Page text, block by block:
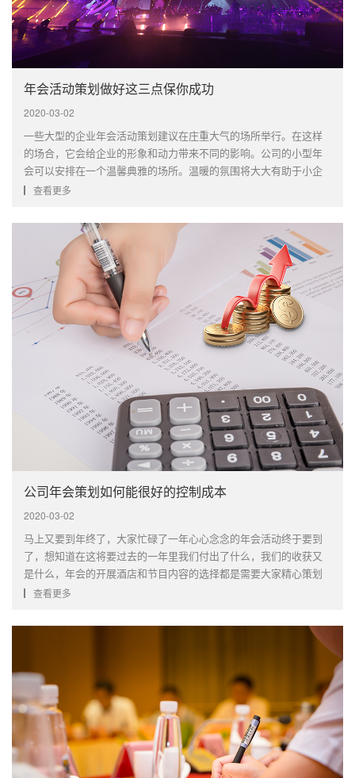
年会活动策划做好这三点保你成功
2020-03-02
一些大型的企业年会活动策划建议在庄重大气的场所举行。在这样
的场合，它会给企业的形象和动力带来不同的影响。公司的小型年
会可以安排在一个温馨典雅的场所。温暖的氛围将大大有助于小企
业的整体经营，创造更好的氛围。但是当活动策划公司要举办大型
的年会，最···
查看更多
公司年会策划如何能很好的控制成本
2020-03-02
马上又要到年终了，大家忙碌了一年心心念念的年会活动终于要到
了，想知道在这将要过去的一年里我们付出了什么，我们的收获又
是什么，年会的开展酒店和节目内容的选择都是需要大家精心策划
的，但其中面临的一个大问题就是年会的费用成本如何安排控制。
用成本仍需···
查看更多